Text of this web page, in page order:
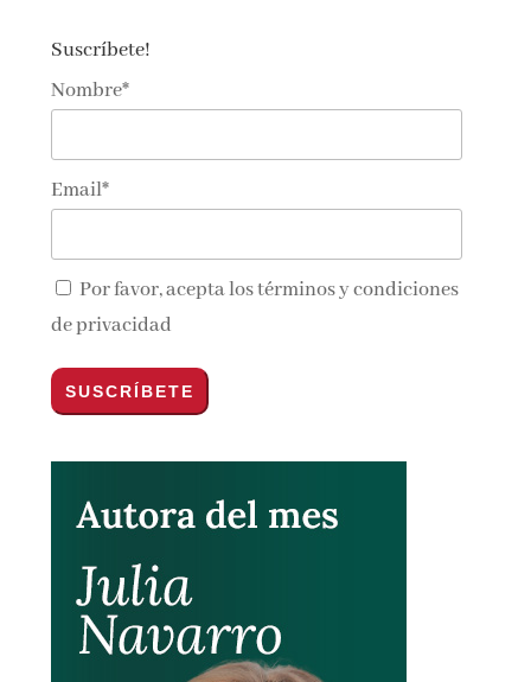
Suscríbete!
Nombre*
Email*
Por favor, acepta lostérminos y condiciones
de privacidad